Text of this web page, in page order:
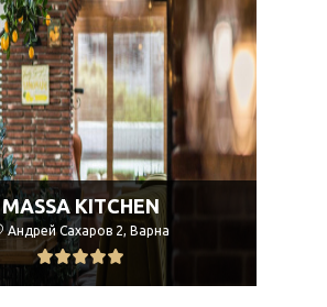
MASSA KITCHEN
Андрей Сахаров 2, Варна